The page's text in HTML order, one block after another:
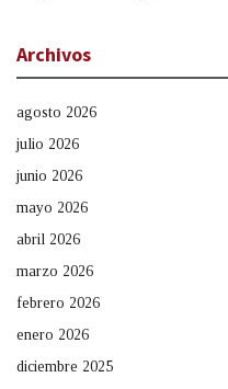
Archivos
agosto 2026
julio 2026
junio 2026
mayo 2026
abril 2026
marzo 2026
febrero 2026
enero 2026
diciembre 2025